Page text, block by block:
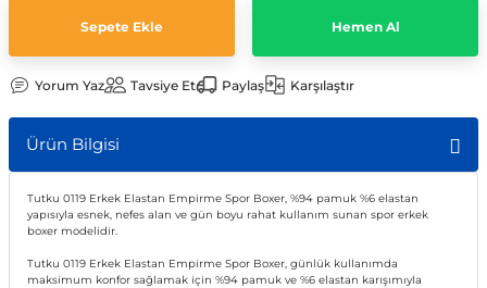
Sepete Ekle Hemen Al
Yorum Yaz Tavsiye Et Paylaş Karşılaştır
Ürün Bilgisi
Tutku 0119 Erkek Elastan Empirme Spor Boxer, %94 pamuk %6 elastan
yapısıyla esnek, nefes alan ve gün boyu rahat kullanım sunan spor erkek
boxer modelidir.
Tutku 0119 Erkek Elastan Empirme Spor Boxer, günlük kullanımda
maksimum konfor sağlamak için %94 pamuk ve %6 elastan karışımıyla